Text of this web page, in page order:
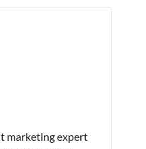
marketing expert